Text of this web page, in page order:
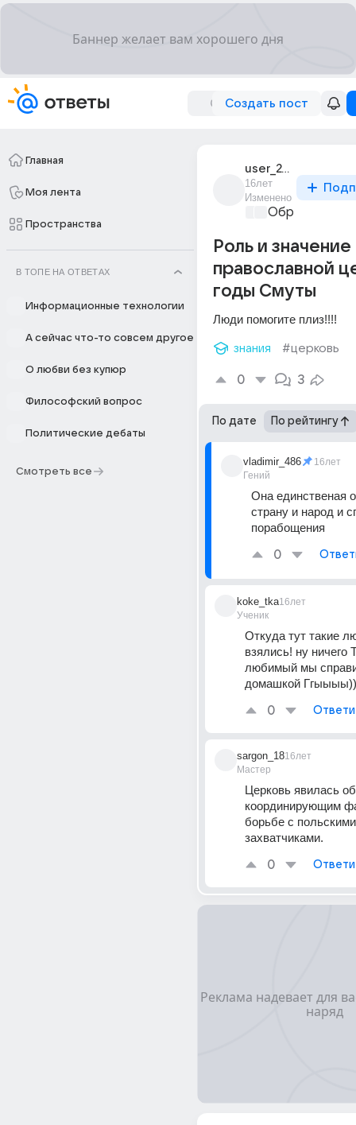
Создать пост
Главная
Моя лента
Пространства
В ТОПЕ НА ОТВЕТАХ
Информационные технологии
А сейчас что-то совсем другое
О любви без купюр
Философский вопрос
Политические дебаты
Смотреть все
user_24285476
16лет
Изменено
Роль и значение
православной
годы Смуты
Люди помогите плиз!!!!
знания #церковь
0 3
По дате По рейтингу
vladimir_486
Гений
16лет
Она единственая
страну и народ и
порабощения
0
koke_tka
Ученик
16лет
Откуда тут такие
взялись! ну ничего
любимый мы
домашкой
0
sargon_18
Мастер
16лет
Церковь явилась
координирующим
борьбе с польскими
захватчиками.
0